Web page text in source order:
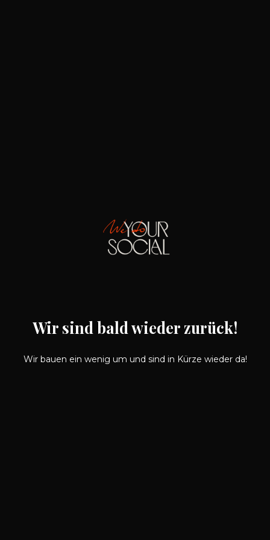
Wir sind bald wieder zurück!
Wir bauen ein wenig um und sind in Kürze wieder da!